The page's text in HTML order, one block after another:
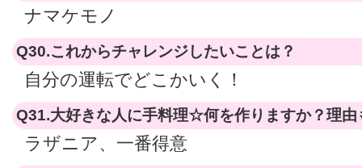
ナマケモノ
Q30.これからチャレンジしたいことは？
自分の運転でどこかいく！
Q31.大好きな人に手料理☆何を作りますか？理由
ラザニア、一番得意